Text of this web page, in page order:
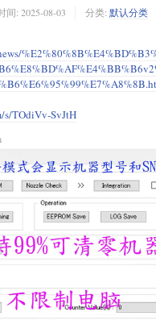
间: 2025-08-03 分类: 默认分类
s/TOdiVv-SvJtH